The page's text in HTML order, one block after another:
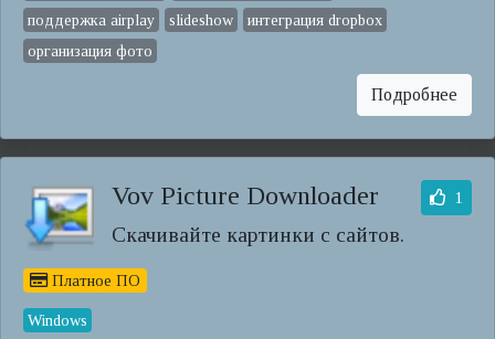
поддержка airplay
slideshow
интеграция dropbox
организация фото
Подробнее
Vov Picture Downloader
Скачивайте картинки с сайтов.
1
Платное ПО
Windows